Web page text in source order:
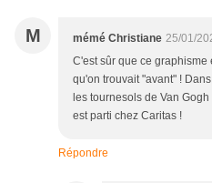
M mémé Christiane 25/01/
C'est sûr que ce graphisme
qu'on trouvait "avant" !
les tournesols de Van
est parti chez Caritas !
Répondre